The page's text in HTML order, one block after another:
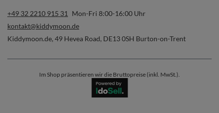
+49 32 2210 915 31
Mon-Fri 8:00-16:00 Uhr
kontakt@kiddymoon.de
Kiddymoon.de, 49 Hevea Road, DE13 0SH Burton-on-Trent
Im Shop präsentieren wir die Bruttopreise (inkl. MwSt.).